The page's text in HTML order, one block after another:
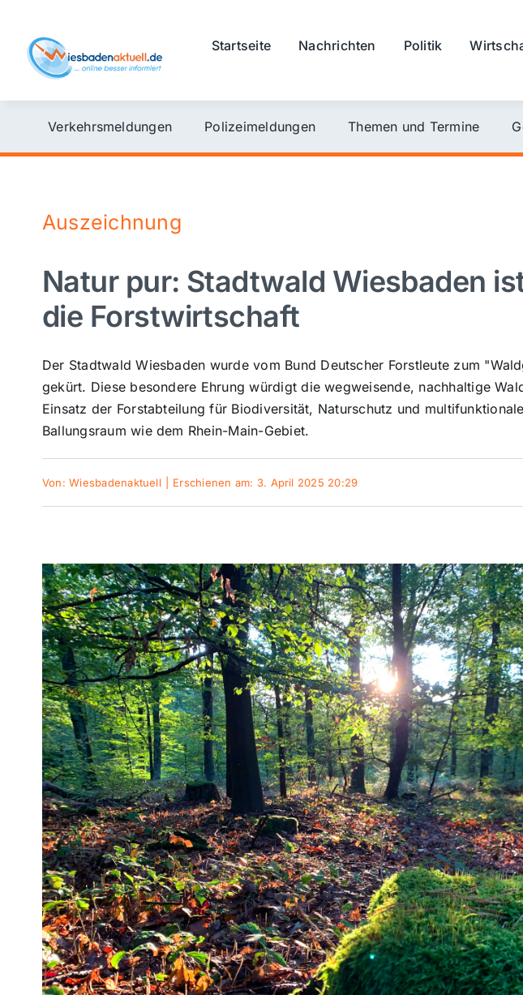
content
Startseite Nachrichten Politik
Verkehrsmeldungen Polizeimeldungen Themen und Termine
Auszeichnung
Natur pur: Stadtwald Wiesbaden
die Forstwirtschaft
Der Stadtwald Wiesbaden wurde vom Bund Deutscher Forstleute zum
gekürt. Diese besondere Ehrung würdigt die wegweisende, nachhaltige
Einsatz der Forstabteilung für Biodiversität, Naturschutz und
Ballungsraum wie dem Rhein-Main-Gebiet.
Von:Wiesbadenaktuell Erschienen am: 3. April 2025 20:29